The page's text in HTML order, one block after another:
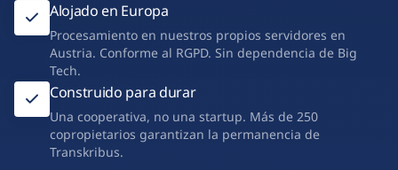
Alojado en Europa
Procesamiento en nuestros propios servidores en
Austria. Conforme al RGPD. Sin dependencia de Big
Tech.
Construido para durar
Una cooperativa, no una startup. Más de 250
copropietarios garantizan la permanencia de
Transkribus.